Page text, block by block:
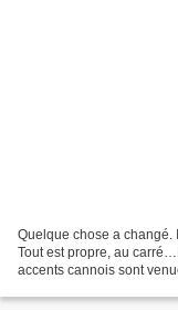
Quelque chose a changé.
Tout est propre, au
accents cannois sont